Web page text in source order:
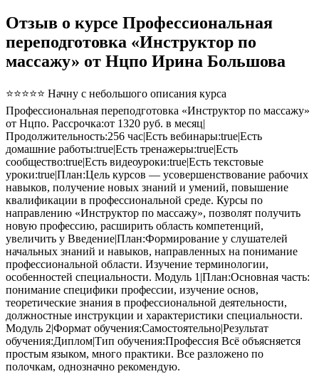
Отзыв о курсе Профессиональная
переподготовка «Инструктор по
массажу» от Нцпо Ирина Большова
⭐⭐⭐⭐⭐ Начну с небольшого описания курса
Профессиональная переподготовка «Инструктор по массажу»
от Нцпо. Рассрочка:от 1320 руб. в месяц|
Продолжительность:256 час|Есть вебинары:true|Есть
домашние работы:true|Есть тренажеры:true|Есть
сообщество:true|Есть видеоуроки:true|Есть текстовые
уроки:true|План:Цель курсов — усовершенствование рабочих
навыков, получение новых знаний и умений, повышение
квалификации в профессиональной среде. Курсы по
направлению «Инструктор по массажу», позволят получить
новую профессию, расширить область компетенций,
увеличить у Введение|План:Формирование у слушателей
начальных знаний и навыков, направленных на понимание
профессиональной области. Изучение терминологии,
особенностей специальности. Модуль 1|План:Основная часть:
понимание специфики профессии, изучение основ,
теоретические знания в профессиональной деятельности,
должностные инструкции и характеристики специальности.
Модуль 2|Формат обучения:Самостоятельно|Результат
обучения:Диплом|Тип обучения:Профессия Всё объясняется
простым языком, много практики. Все разложено по
полочкам, однозначно рекомендую.